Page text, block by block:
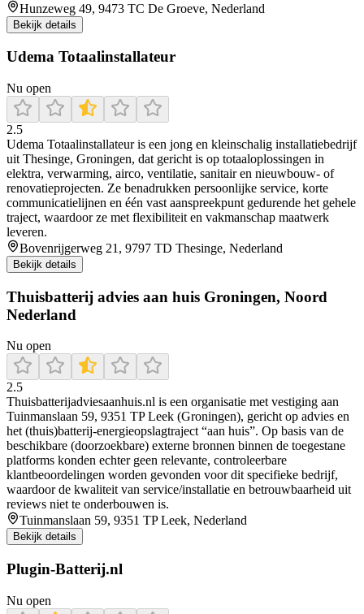
Hunzeweg 49, 9473 TC De Groeve, Nederland
Bekijk details
Udema Totaalinstallateur
Nu open
2.5
Udema Totaalinstallateur is een jong en kleinschalig installatiebedrijf
uit Thesinge, Groningen, dat gericht is op totaaloplossingen in
elektra, verwarming, airco, ventilatie, sanitair en nieuwbouw- of
renovatieprojecten. Ze benadrukken persoonlijke service, korte
communicatielijnen en één vast aanspreekpunt gedurende het gehele
traject, waardoor ze met flexibiliteit en vakmanschap maatwerk
leveren.
Bovenrijgerweg 21, 9797 TD Thesinge, Nederland
Bekijk details
Thuisbatterij advies aan huis Groningen, Noord
Nederland
Nu open
2.5
Thuisbatterijadviesaanhuis.nl is een organisatie met vestiging aan
Tuinmanslaan 59, 9351 TP Leek (Groningen), gericht op advies en
het (thuis)batterij-energieopslagtraject “aan huis”. Op basis van de
beschikbare (doorzoekbare) externe bronnen binnen de toegestane
platforms konden echter geen relevante, controleerbare
klantbeoordelingen worden gevonden voor dit specifieke bedrijf,
waardoor de kwaliteit van service/installatie en betrouwbaarheid uit
reviews niet te onderbouwen is.
Tuinmanslaan 59, 9351 TP Leek, Nederland
Bekijk details
Plugin-Batterij.nl
Nu open